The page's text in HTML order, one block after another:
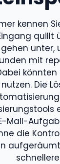
kennen
quillt
unter,
mit
könnten
Die
Mail-
die
schnellere